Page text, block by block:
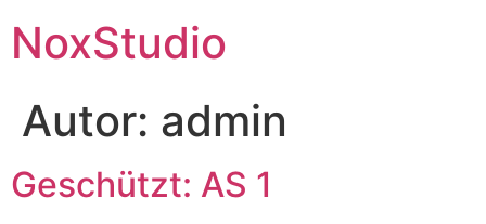
NoxStudio
Autor: admin
Geschützt: AS 1